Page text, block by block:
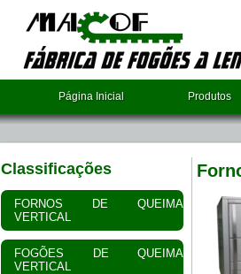
Página Inicial Produtos
Classificações
FORNOS DE QUEIMA
VERTICAL
FOGÕES DE QUEIMA
VERTICAL